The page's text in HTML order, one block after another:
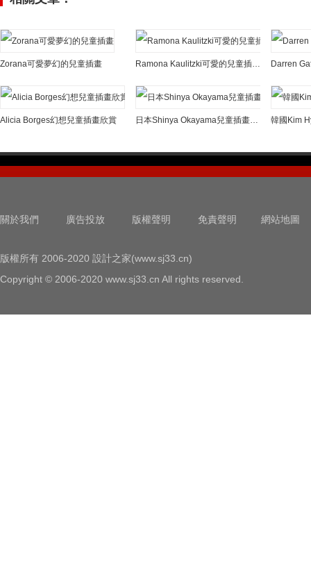
Zorana可愛夢幻的兒童插畫 Ramona Kaulitzki可愛的兒童插畫作品 Darren
Alicia Borges幻想兒童插畫欣賞 日本Shinya Okayama兒童插畫作品欣賞 韓國Kim
關於我們 廣告投放 版權聲明 免責聲明 網站地圖
版權所有 2006-2020 設計之家(www.sj33.cn)
Copyright © 2006-2020 www.sj33.cn All rights reserved.